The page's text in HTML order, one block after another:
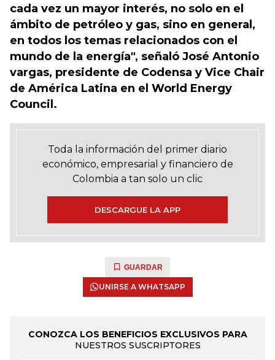
cada vez un mayor interés, no solo en el
ámbito de petróleo y gas, sino en general,
en todos los temas relacionados con el
mundo de la energía", señaló José Antonio
vargas, presidente de Codensa y Vice Chair
de América Latina en el World Energy
Council.
Toda la información del primer diario
económico, empresarial y financiero de
Colombia a tan solo un clic
DESCARGUE LA APP
GUARDAR
UNIRSE A WHATSAPP
CONOZCA LOS BENEFICIOS EXCLUSIVOS PARA
NUESTROS SUSCRIPTORES